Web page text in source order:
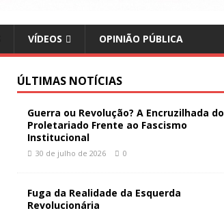
VÍDEOS OPINIÃO PÚBLICA
ÚLTIMAS NOTÍCIAS
Guerra ou Revolução? A Encruzilhada do
Proletariado Frente ao Fascismo
Institucional
30 de julho de 2026 0
Fuga da Realidade da Esquerda
Revolucionária